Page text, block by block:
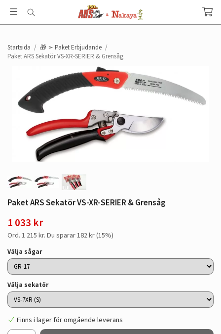
Startsida / 🎁 ➣ Paket Erbjudande /
Paket ARS Sekatör VS-XR-SERIER & Grensåg
Paket ARS Sekatör VS-XR-SERIER & Grensåg
1 033 kr
Ord. 1 215 kr. Du sparar182 kr(15%)
Välja sågar
Välja sekatör
Finns i lager för omgående leverans